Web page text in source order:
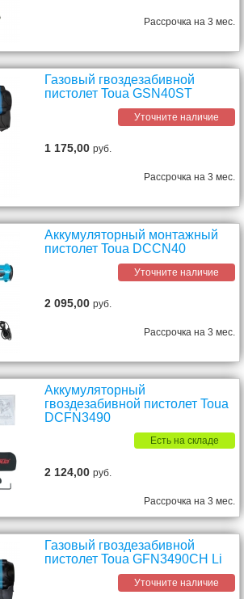
Рассрочка на 3 мес.
Газовый гвоздезабивной
пистолет Toua GSN40ST
Уточните наличие
1 175,00руб.
Рассрочка на 3 мес.
Аккумуляторный монтажный
пистолет Toua DCCN40
Уточните наличие
2 095,00руб.
Рассрочка на 3 мес.
Аккумуляторный
гвоздезабивной пистолет Toua
DCFN3490
Есть на складе
2 124,00руб.
Рассрочка на 3 мес.
Газовый гвоздезабивной
пистолет Toua GFN3490CH Li
Уточните наличие